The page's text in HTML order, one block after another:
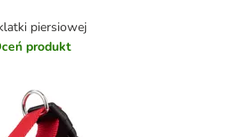
piersiowej
produkt